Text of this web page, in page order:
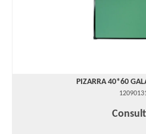
PIZARRA 40*60